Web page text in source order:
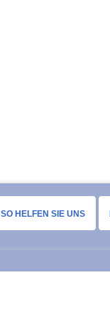
SO HELFEN SIE UNS